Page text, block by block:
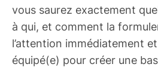
vous saurez exactement
à qui, et comment la
l’attention immédiatement
équipé(e) pour créer une